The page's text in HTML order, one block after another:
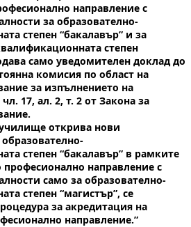
направление с
за образователно-
степен “бакалавър” и за
степен
само уведомителен доклад до
комисия по област на
за изпълнението на
17, ал. 2, т. 2 от Закона за
открива нови
степен “бакалавър” в рамките
професионално направление с
само за образователно-
степен “магистър”, се
за акредитация на
направление.”